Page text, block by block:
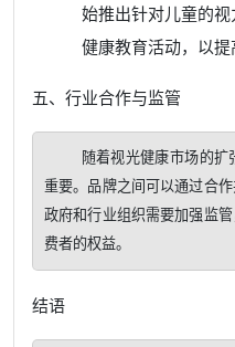
始推出针对儿童的
健康教育活动，以提
五、行业合作与监管
重要。品牌之间可以通过合
政府和行业组织需要加强监
费者的权益。
结语